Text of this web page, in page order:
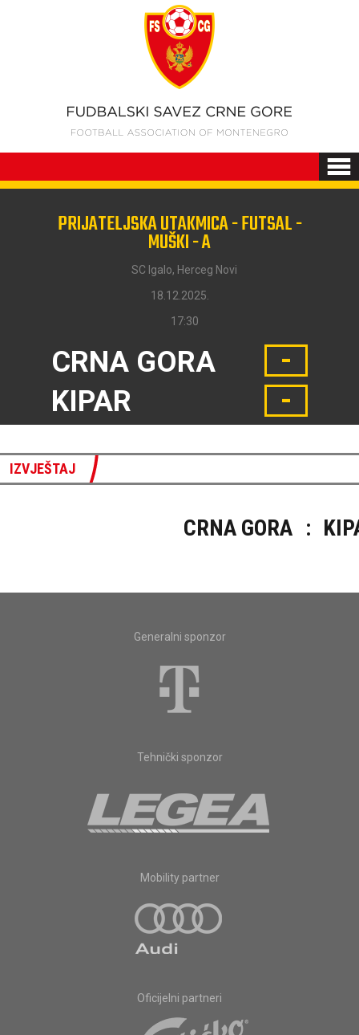
PRIJATELJSKA UTAKMICA - FUTSAL -
MUŠKI - A
SC Igalo, Herceg Novi
18.12.2025.
17:30
CRNA GORA
KIPAR
-
-
IZVJEŠTAJ
CRNA GORA :
Generalni sponzor
Tehnički sponzor
Mobility partner
Oficijelni partneri